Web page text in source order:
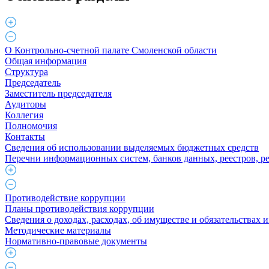
О Контрольно-счетной палате Смоленской области
Общая информация
Структура
Председатель
Заместитель председателя
Аудиторы
Коллегия
Полномочия
Контакты
Сведения об использовании выделяемых бюджетных средств
Перечни информационных систем, банков данных, реестров,
Противодействие коррупции
Планы противодействия коррупции
Сведения о доходах, расходах, об имуществе и обязательствах
Методические материалы
Нормативно-правовые документы